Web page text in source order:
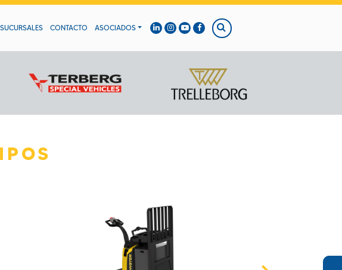
SUCURSALES CONTACTO ASOCIADOS